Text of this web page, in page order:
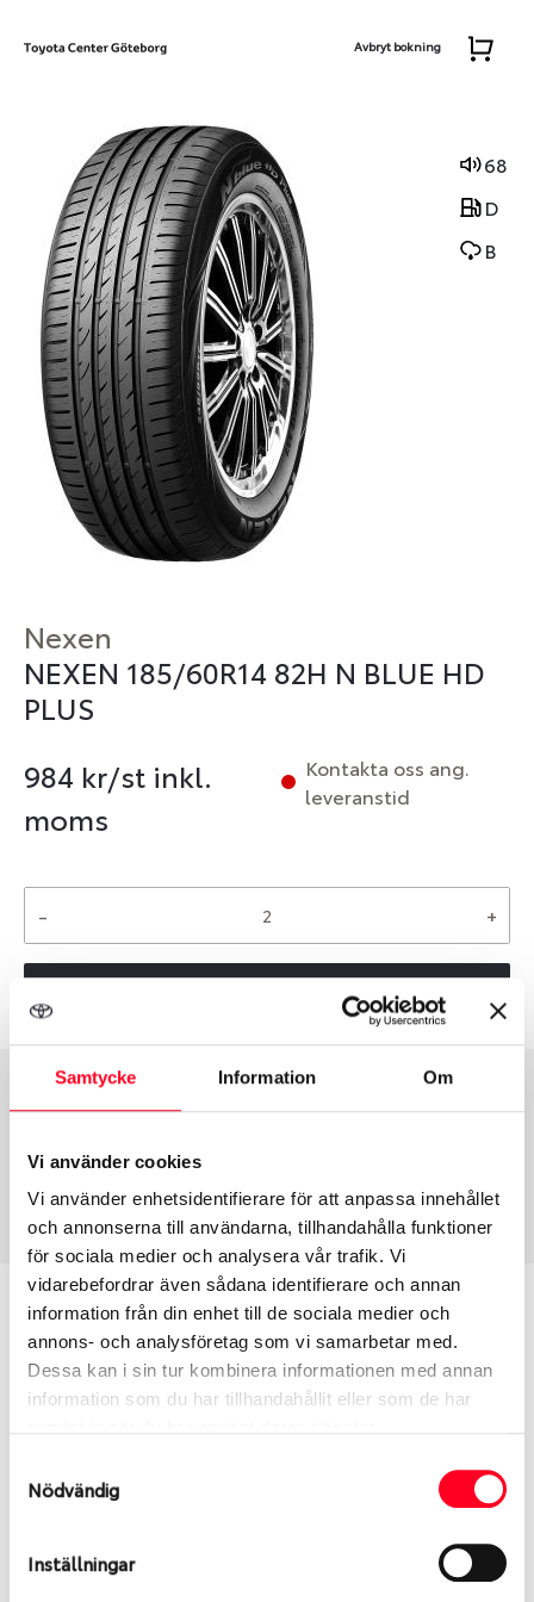
Samtycke Information Om
Vi använder cookies
Vi använder enhetsidentifierare för att anpassa innehållet
och annonserna till användarna, tillhandahålla funktioner
för sociala medier och analysera vår trafik. Vi
vidarebefordrar även sådana identifierare och annan
information från din enhet till de sociala medier och
annons- och analysföretag som vi samarbetar med.
Dessa kan i sin tur kombinera informationen med annan
information som du har tillhandahållit eller som de har
Nödvändig
Inställningar
Avbryt bokning
68
D
B
Nexen
NEXEN 185/60R14 82H N BLUE HD
PLUS
984 kr/st inkl.
moms
Kontakta oss ang.
leveranstid
- +
Däcktyp Däckstorlek
1357
Passar detta däck min bil?
Ange registreringsnummer för att se om det däck
du valt passar din bilmodell. Om du köper däck som
dimensioner. Ibland kan fälgen ha bytts ut under
årens lopp och inte vara samma dimension som